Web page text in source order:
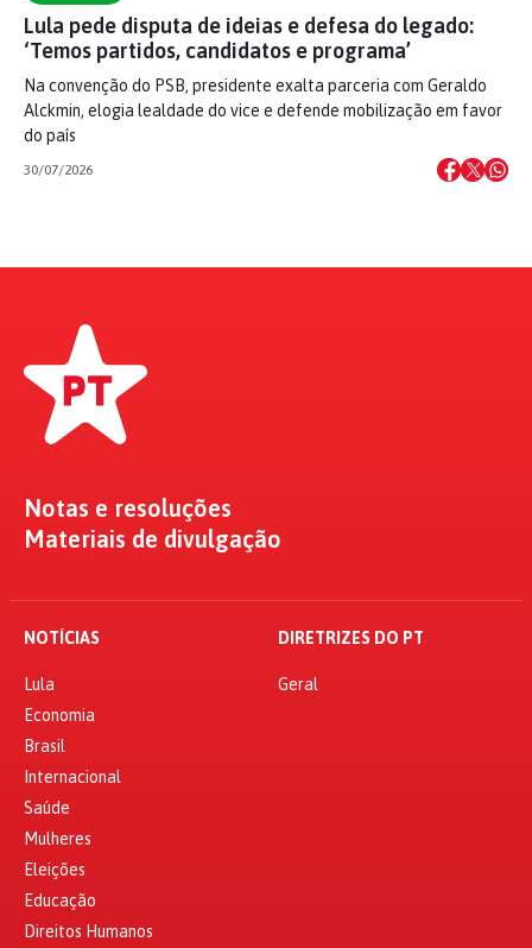
Lula pede disputa de ideias e defesa do legado:
‘Temos partidos, candidatos e programa’
Na convenção do PSB, presidente exalta parceria com Geraldo
Alckmin, elogia lealdade do vice e defende mobilização em favor
do país
30/07/2026
Notas e resoluções
Materiais de divulgação
NOTÍCIAS
Lula
Economia
Brasil
Internacional
Saúde
Mulheres
Eleições
Educação
Direitos Humanos
DIRETRIZES DO PT
Geral